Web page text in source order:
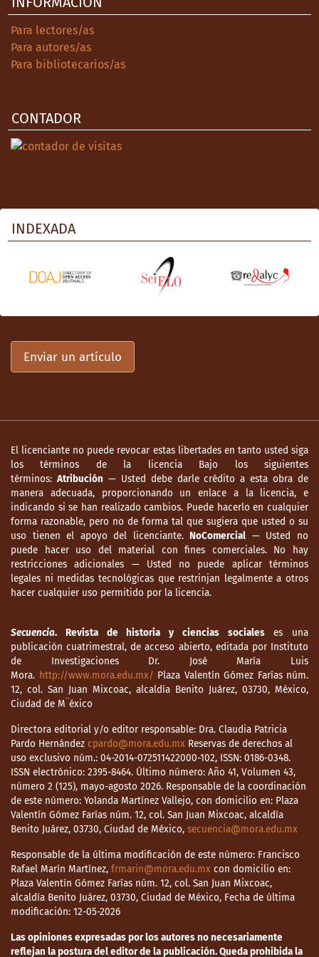
University Press.
Real, J. y A. Heredia, (1968). Los Virreyes de
Nueva España en el reinado de Carlos III,
1779-1787, Tomo II. Sevilla: Consejo Superior
Rodríguez, V. (1985). El fiscal de Real
Hacienda en Nueva España. Don Ramón de
Sánchez, E. (2010). Una modernización
conservadora: el reformismo borbónico y su
impacto sobre la economía, la fiscalidad y
las instituciones (288-336). En C. García,
(coord.), Las reformas borbónicas, 1750-
1808. México: Fondo de Cultura Económica.
rebelión en las poblaciones coloniales
mexicanas. México: Fondo de Cultura
Económica.
española al mercado novohispano. Las
mercantiles, 1790-1810. América Latina en la
historia económica. 20 (2), 121-150.
Valera, J. y F. Corres (1987). Discurso sobre la
constitución de las provincias de Yucatán y
Campeche. En E. Florescano e I. Gil
(comps.), Descripciones económicas
regionales de la Nueva España. provincias
del centro, sureste y sur, 1766-1827 (185-269),
Para lectores/as
Para autores/as
Para bibliotecarios/as
CONTADOR
INDEXADA
Enviar un artículo
El licenciante no puede revocar estas libertades en tanto usted siga
los términos de la licencia Bajo los siguientes
términos: Atribución — Usted debe darle crédito a esta obra de
manera adecuada, proporcionando un enlace a la licencia, e
indicando si se han realizado cambios. Puede hacerlo en cualquier
forma razonable, pero no de forma tal que sugiera que usted o su
uso tienen el apoyo del licenciante.NoComercial — Usted no
puede hacer uso del material con fines comerciales. No hay
restricciones adicionales — Usted no puede aplicar términos
legales ni medidas tecnológicas que restrinjan legalmente a otros
hacer cualquier uso permitido por la licencia.
Secuencia. Revista de historia y ciencias socialeses una
publicación cuatrimestral, de acceso abierto, editada por Instituto
de Investigaciones Dr. José María Luis
Mora. http://www.mora.edu.mx/ Plaza Valentín Gómez Farías núm.
12, col. San Juan Mixcoac, alcaldía Benito Juárez, 03730, México,
Ciudad de M¨éxico
Directora editorial y/o editor responsable: Dra. Claudia Patricia
Pardo Hernández cpardo@mora.edu.mx Reservas de derechos al
uso exclusivo núm.: 04-2014-072511422000-102, ISSN: 0186-0348.
ISSN electrónico: 2395-8464. Último número: Año 41, Volumen 43,
número 2 (125), mayo-agosto 2026. Responsable de la coordinación
de este número: Yolanda Martínez Vallejo, con domicilio en: Plaza
Valentín Gómez Farías núm. 12, col. San Juan Mixcoac, alcaldía
Benito Juárez, 03730, Ciudad de México, secuencia@mora.edu.mx
Responsable de la última modificación de este número: Francisco
Rafael Marín Martínez, frmarin@mora.edu.mx con domicilio en:
Plaza Valentín Gómez Farías núm. 12, col. San Juan Mixcoac,
alcaldía Benito Juárez, 03730, Ciudad de México, Fecha de última
modificación: 12-05-2026
Las opiniones expresadas por los autores no necesariamente
reflejan la postura del editor de la publicación. Queda prohibida la